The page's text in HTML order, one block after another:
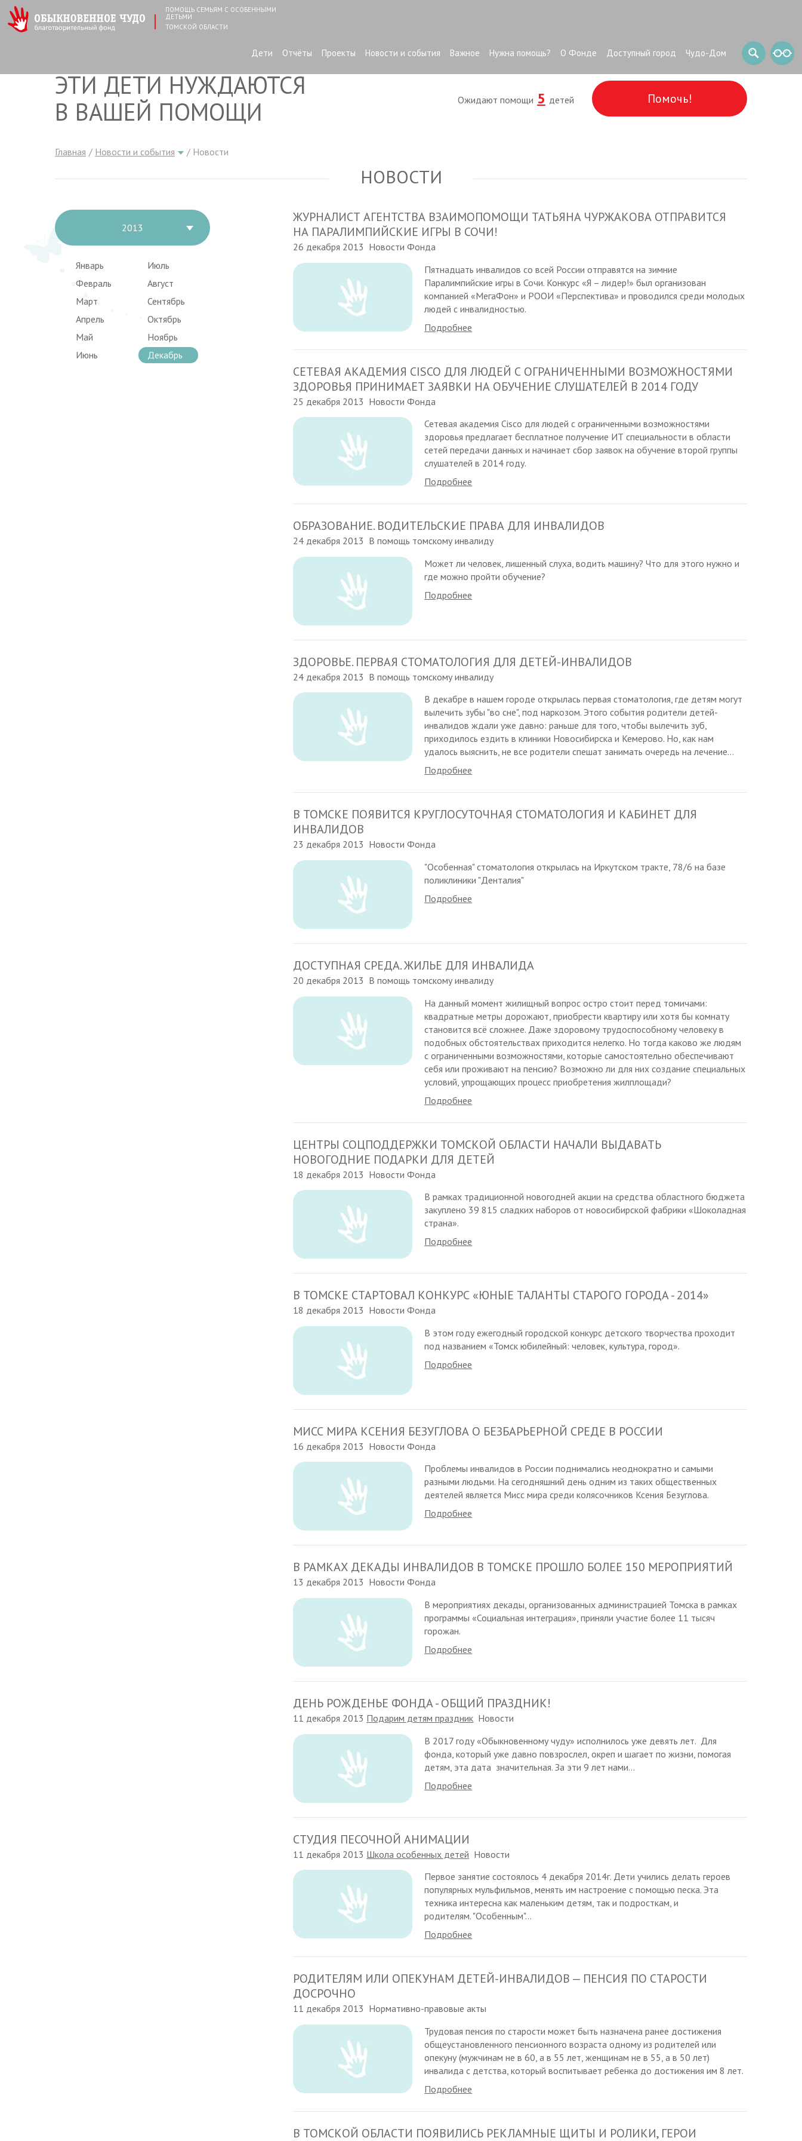
ПОМОЩЬ СЕМЬЯМ С ОСОБЕННЫМИ
ДЕТЬМИ
ТОМСКОЙ ОБЛАСТИ
Дети Отчёты Проекты Новости и события Важное Нужна помощь? О Фонде Доступный город Чудо-Дом
ЭТИ ДЕТИ НУЖДАЮТСЯ
В ВАШЕЙ ПОМОЩИ
Ожидают помощи 5 детей Помочь!
Главная Новости и события Новости
НОВОСТИ
2013
Январь
Февраль
Март
Апрель
Май
Июнь
Июль
Август
Сентябрь
Октябрь
Ноябрь
Декабрь
ЖУРНАЛИСТ АГЕНТСТВА ВЗАИМОПОМОЩИ ТАТЬЯНА ЧУРЖАКОВА ОТПРАВИТСЯ
НА ПАРАЛИМПИЙСКИЕ ИГРЫ В СОЧИ!
26 декабря 2013 Новости Фонда
Пятнадцать инвалидов со всей России отправятся на зимние
Паралимпийские игры в Сочи. Конкурс «Я – лидер!» был организован
компанией «МегаФон» и РООИ «Перспектива» и проводился среди молодых
людей с инвалидностью.
Подробнее
СЕТЕВАЯ АКАДЕМИЯ CISCO ДЛЯ ЛЮДЕЙ С ОГРАНИЧЕННЫМИ ВОЗМОЖНОСТЯМИ
ЗДОРОВЬЯ ПРИНИМАЕТ ЗАЯВКИ НА ОБУЧЕНИЕ СЛУШАТЕЛЕЙ В 2014 ГОДУ
25 декабря 2013 Новости Фонда
Сетевая академия Cisco для людей с ограниченными возможностями
здоровья предлагает бесплатное получение ИТ специальности в области
сетей передачи данных и начинает сбор заявок на обучение второй группы
слушателей в 2014 году.
Подробнее
ОБРАЗОВАНИЕ. ВОДИТЕЛЬСКИЕ ПРАВА ДЛЯ ИНВАЛИДОВ
24 декабря 2013 В помощь томскому инвалиду
Может ли человек, лишенный слуха, водить машину? Что для этого нужно и
где можно пройти обучение?
Подробнее
ЗДОРОВЬЕ. ПЕРВАЯ СТОМАТОЛОГИЯ ДЛЯ ДЕТЕЙ-ИНВАЛИДОВ
24 декабря 2013 В помощь томскому инвалиду
В декабре в нашем городе открылась первая стоматология, где детям могут
вылечить зубы "во сне", под наркозом. Этого события родители детей-
инвалидов ждали уже давно: раньше для того, чтобы вылечить зуб,
приходилось ездить в клиники Новосибирска и Кемерово. Но, как нам
удалось выяснить, не все родители спешат занимать очередь на лечение...
Подробнее
В ТОМСКЕ ПОЯВИТСЯ КРУГЛОСУТОЧНАЯ СТОМАТОЛОГИЯ И КАБИНЕТ ДЛЯ
ИНВАЛИДОВ
23 декабря 2013 Новости Фонда
"Особенная" стоматология открылась на Иркутском тракте, 78/6 на базе
поликлиники "Денталия"
Подробнее
ДОСТУПНАЯ СРЕДА. ЖИЛЬЕ ДЛЯ ИНВАЛИДА
20 декабря 2013 В помощь томскому инвалиду
На данный момент жилищный вопрос остро стоит перед томичами:
квадратные метры дорожают, приобрести квартиру или хотя бы комнату
становится всё сложнее. Даже здоровому трудоспособному человеку в
подобных обстоятельствах приходится нелегко. Но тогда каково же людям
с ограниченными возможностями, которые самостоятельно обеспечивают
себя или проживают на пенсию? Возможно ли для них создание специальных
условий, упрощающих процесс приобретения жилплощади?
Подробнее
ЦЕНТРЫ СОЦПОДДЕРЖКИ ТОМСКОЙ ОБЛАСТИ НАЧАЛИ ВЫДАВАТЬ
НОВОГОДНИЕ ПОДАРКИ ДЛЯ ДЕТЕЙ
18 декабря 2013 Новости Фонда
В рамках традиционной новогодней акции на средства областного бюджета
закуплено 39 815 сладких наборов от новосибирской фабрики «Шоколадная
страна».
Подробнее
В ТОМСКЕ СТАРТОВАЛ КОНКУРС «ЮНЫЕ ТАЛАНТЫ СТАРОГО ГОРОДА - 2014»
18 декабря 2013 Новости Фонда
В этом году ежегодный городской конкурс детского творчества проходит
под названием «Томск юбилейный: человек, культура, город».
Подробнее
МИСС МИРА КСЕНИЯ БЕЗУГЛОВА О БЕЗБАРЬЕРНОЙ СРЕДЕ В РОССИИ
16 декабря 2013 Новости Фонда
Проблемы инвалидов в России поднимались неоднократно и самыми
разными людьми. На сегодняшний день одним из таких общественных
деятелей является Мисс мира среди колясочников Ксения Безуглова.
Подробнее
В РАМКАХ ДЕКАДЫ ИНВАЛИДОВ В ТОМСКЕ ПРОШЛО БОЛЕЕ 150 МЕРОПРИЯТИЙ
13 декабря 2013 Новости Фонда
В мероприятиях декады, организованных администрацией Томска в рамках
программы «Социальная интеграция», приняли участие более 11 тысяч
горожан.
Подробнее
ДЕНЬ РОЖДЕНЬЕ ФОНДА - ОБЩИЙ ПРАЗДНИК!
11 декабря 2013 Подарим детям праздник Новости
В 2017 году «Обыкновенному чуду» исполнилось уже девять лет. Для
фонда, который уже давно повзрослел, окреп и шагает по жизни, помогая
детям, эта дата значительная. За эти 9 лет нами...
Подробнее
СТУДИЯ ПЕСОЧНОЙ АНИМАЦИИ
11 декабря 2013 Школа особенных детей Новости
Первое занятие состоялось 4 декабря 2014г. Дети учились делать героев
популярных мульфильмов, менять им настроение с помощью песка. Эта
техника интересна как маленьким детям, так и подросткам, и
родителям. "Особенным"...
Подробнее
РОДИТЕЛЯМ ИЛИ ОПЕКУНАМ ДЕТЕЙ-ИНВАЛИДОВ — ПЕНСИЯ ПО СТАРОСТИ
ДОСРОЧНО
11 декабря 2013 Нормативно-правовые акты
Трудовая пенсия по старости может быть назначена ранее достижения
общеустановленного пенсионного возраста одному из родителей или
опекуну (мужчинам не в 60, а в 55 лет, женщинам не в 55, а в 50 лет)
инвалида с детства, который воспитывает ребенка до достижения им 8 лет.
Подробнее
В ТОМСКОЙ ОБЛАСТИ ПОЯВИЛИСЬ РЕКЛАМНЫЕ ЩИТЫ И РОЛИКИ, ГЕРОИ